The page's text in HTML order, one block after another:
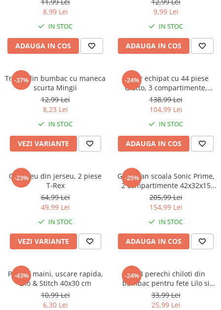
Wonder Woman
The Grinch
FLAMINGO
Incaltaminte fete
Ghete si cizme fete
Pantofi fete
Pantofi sport fete
Sandale fete
8,99 Lei
IN STOC
ADAUGA IN COS
9,99 Lei
IN STOC
ADAUGA IN COS
-37%
Tricou din bumbac cu maneca
scurta Mingii
12,99 Lei
8,23 Lei
IN STOC
VEZI VARIANTE
-24%
Penar echipat cu 44 piese
Giotto, 3 compartimente,
Hello Kitty
138,99 Lei
104,99 Lei
IN STOC
ADAUGA IN COS
-23%
Compleu din jerseu, 2 piese
T-Rex
64,99 Lei
49,99 Lei
IN STOC
VEZI VARIANTE
-25%
Ghiozdan scoala Sonic Prime,
2 compartimente 42x32x15
cm
205,99 Lei
154,99 Lei
IN STOC
ADAUGA IN COS
-43%
Prosop maini, uscare rapida,
Lilo & Stitch 40x30 cm
10,99 Lei
6,30 Lei
-24%
Set 3 perechi chiloti din
bumbac pentru fete Lilo si
Stitch
33,99 Lei
25,99 Lei